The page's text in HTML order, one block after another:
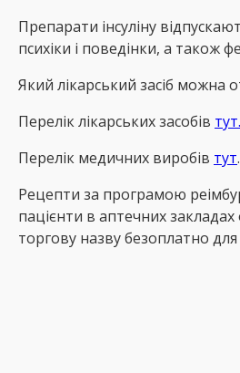
Препарати інсуліну
психіки і поведінки, а також
Який лікарський засіб можна
Перелік лікарських засобів тут.
Перелік медичних виробів тут.
Рецепти за програмою
пацієнти в аптечних
торгову назву безоплатно